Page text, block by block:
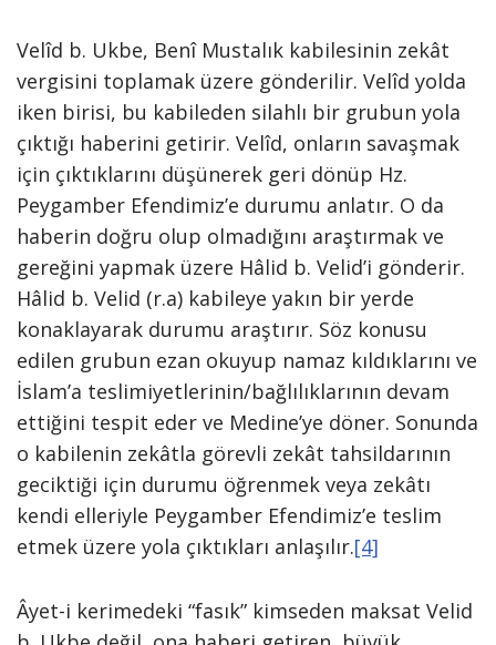
Velîd b. Ukbe, Benî Mustalık kabilesinin zekât
vergisini toplamak üzere gönderilir. Velîd yolda
iken birisi, bu kabileden silahlı bir grubun yola
çıktığı haberini getirir. Velîd, onların savaşmak
için çıktıklarını düşünerek geri dönüp Hz.
Peygamber Efendimiz’e durumu anlatır. O da
haberin doğru olup olmadığını araştırmak ve
gereğini yapmak üzere Hâlid b. Velid’i gönderir.
Hâlid b. Velid (r.a) kabileye yakın bir yerde
konaklayarak durumu araştırır. Söz konusu
edilen grubun ezan okuyup namaz kıldıklarını ve
İslam’a teslimiyetlerinin/bağlılıklarının devam
ettiğini tespit eder ve Medine’ye döner. Sonunda
o kabilenin zekâtla görevli zekât tahsildarının
geciktiği için durumu öğrenmek veya zekâtı
kendi elleriyle Peygamber Efendimiz’e teslim
etmek üzere yola çıktıkları anlaşılır.[4]
Âyet-i kerimedeki “fasık” kimseden maksat Velid